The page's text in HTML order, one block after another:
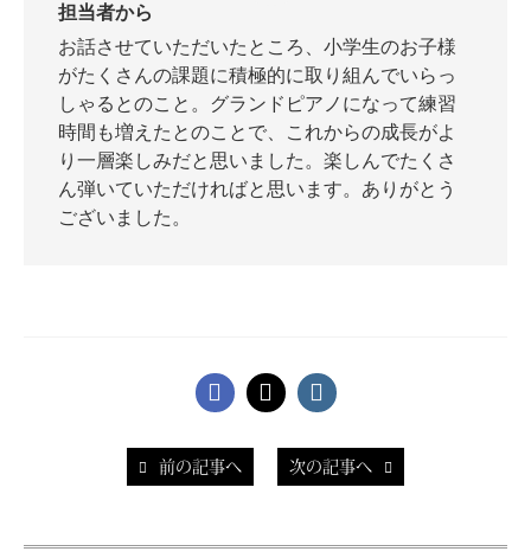
ピアノレンタル
スタッフ紹介
担当者から
お話させていただいたところ、小学生のお子様
がたくさんの課題に積極的に取り組んでいらっ
しゃるとのこと。グランドピアノになって練習
時間も増えたとのことで、これからの成長がよ
り一層楽しみだと思いました。楽しんでたくさ
ん弾いていただければと思います。ありがとう
ございました。
前の記事へ 次の記事へ